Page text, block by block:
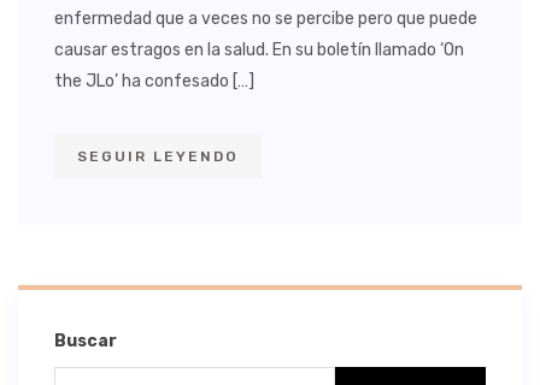
enfermedad que a veces no se percibe pero que puede
causar estragos en la salud. En su boletín llamado ‘On
the JLo’ ha confesado […]
SEGUIR LEYENDO
Buscar